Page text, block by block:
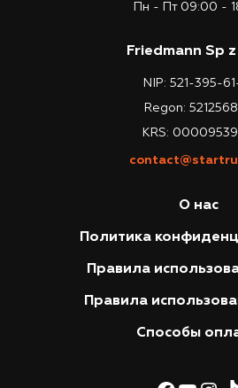
О нас
Политика
Правила
Правила
Способы
Пн - Пт 09:00 -
Friedmann Sp
NIP: 521-395-
Regon:
KRS: